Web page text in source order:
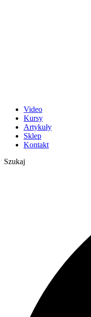
Video
Kursy
Artykuły
Sklep
Kontakt
Szukaj